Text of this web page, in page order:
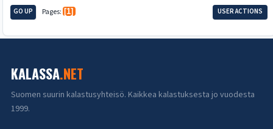
GO UP Pages 1 USER ACTIONS
KALASSA.NET
Suomen suurin kalastusyhteisö. Kaikkea kalastuksesta jo vuodesta
1999.